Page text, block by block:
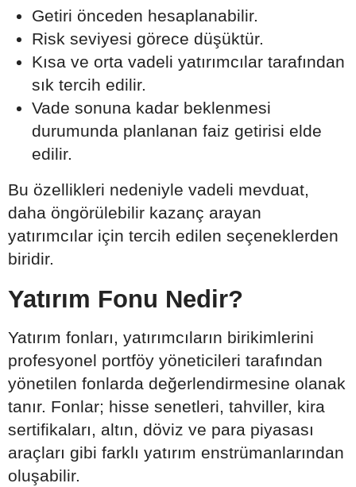
Getiri önceden hesaplanabilir.
Risk seviyesi görece düşüktür.
Kısa ve orta vadeli yatırımcılar tarafından
sık tercih edilir.
Vade sonuna kadar beklenmesi
durumunda planlanan faiz getirisi elde
edilir.
Bu özellikleri nedeniyle vadeli mevduat,
daha öngörülebilir kazanç arayan
yatırımcılar için tercih edilen seçeneklerden
biridir.
Yatırım Fonu Nedir?
Yatırım fonları, yatırımcıların birikimlerini
profesyonel portföy yöneticileri tarafından
yönetilen fonlarda değerlendirmesine olanak
tanır. Fonlar; hisse senetleri, tahviller, kira
sertifikaları, altın, döviz ve para piyasası
araçları gibi farklı yatırım enstrümanlarından
oluşabilir.